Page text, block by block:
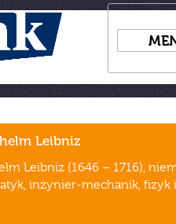
Leibniz
Leibniz (1646 – 1716),
inżynier-mechanik, fizyk i